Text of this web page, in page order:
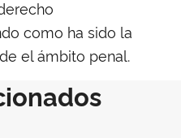
como ha sido la
el ámbito penal.